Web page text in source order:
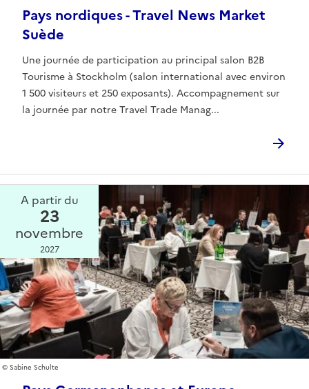
Pays nordiques - Travel News Market
Suède
Une journée de participation au principal salon B2B
Tourisme à Stockholm (salon international avec environ
1 500 visiteurs et 250 exposants). Accompagnement sur
la journée par notre Travel Trade Manag...
Sabine Schulte
A partir du
23
novembre
2027